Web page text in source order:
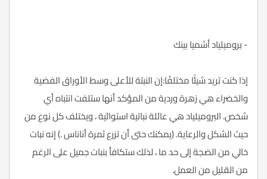
- بروميلياد أشميا بينك
إذا كنت تريد شيئًا مختلفًا:إن النبتة للأعلى وسط الأوراق الفضية
والخضراء هي زهرة وردية من المؤكد أنها ستلفت انتباه أي
شخص. البروميلياد هي عائلة نباتية استوائية ، ويختلف كل نوع من
حيث الشكل والرعاية. (يمكنك حتى أن تزرع ثمرة أناناس .) إنه نبات
خالي من الضجة إلى حد ما ، لذلك ستكافأ بنبات جميل على الرغم
من القليل من العمل.